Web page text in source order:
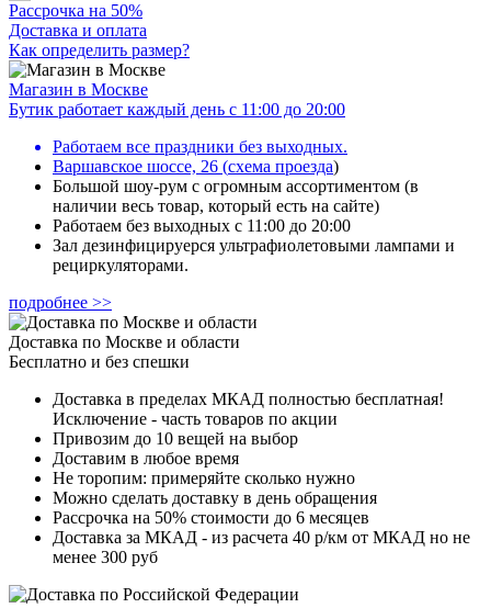
Рассрочка на 50%
Доставка и оплата
Как определить размер?
Магазин в Москве
Бутик работает каждый день с 11:00 до 20:00
Работаем все праздники без выходных.
Варшавское шоссе, 26 (схема проезда)
Большой шоу-рум с огромным ассортиментом (в
наличии весь товар, который есть на сайте)
Работаем без выходных с 11:00 до 20:00
Зал дезинфицируерся ультрафиолетовыми лампами и
рециркуляторами.
подробнее >>
Доставка по Москве и области
Бесплатно и без спешки
Доставка в пределах МКАД полностью бесплатная!
Исключение - часть товаров по акции
Привозим до 10 вещей на выбор
Доставим в любое время
Не торопим: примеряйте сколько нужно
Можно сделать доставку в день обращения
Рассрочка на 50% стоимости до 6 месяцев
Доставка за МКАД - из расчета 40 р/км от МКАД но не
менее 300 руб